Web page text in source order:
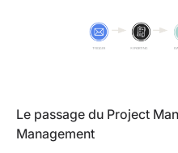
Le passage du Project
Management